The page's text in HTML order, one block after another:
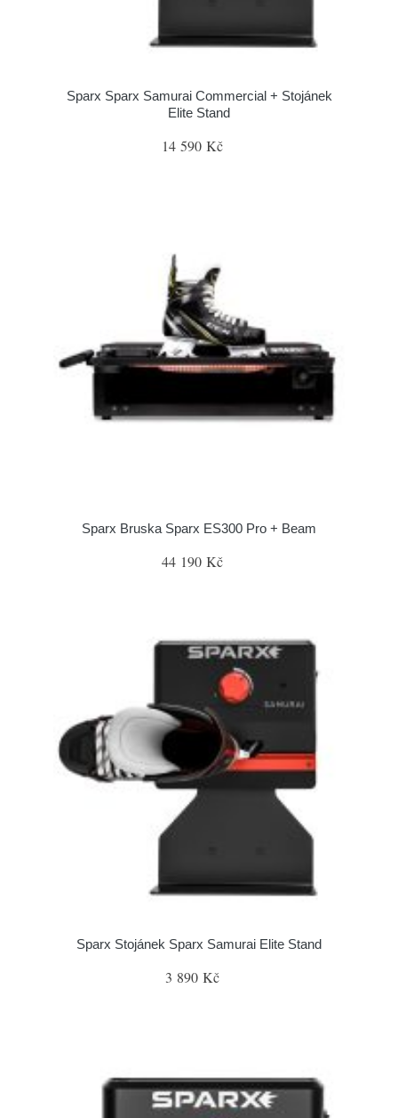
Sparx Sparx Samurai Commercial + Stojánek
Elite Stand
14 590 Kč
Sparx Bruska Sparx ES300 Pro + Beam
44 190 Kč
Sparx Stojánek Sparx Samurai Elite Stand
3 890 Kč